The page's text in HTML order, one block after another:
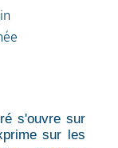
s'ouvre sur
sur les